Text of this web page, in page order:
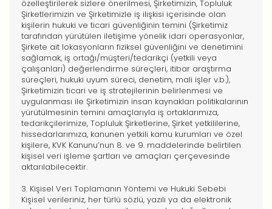
özelleştirilerek sizlere önerilmesi, Şirketimizin, Topluluk
Şirketlerimizin ve Şirketimizle iş ilişkisi içerisinde olan
kişilerin hukuki ve ticari güvenliğinin temini (Şirketimiz
tarafından yürütülen iletişime yönelik idari operasyonlar,
Şirkete ait lokasyonların fiziksel güvenliğini ve denetimini
sağlamak, iş ortağı/müşteri/tedarikçi (yetkili veya
çalışanları) değerlendirme süreçleri, itibar araştırma
süreçleri, hukuki uyum süreci, denetim, mali işler v.b.),
Şirketimizin ticari ve iş stratejilerinin belirlenmesi ve
uygulanması ile Şirketimizin insan kaynakları politikalarının
yürütülmesinin temini amaçlarıyla iş ortaklarımıza,
tedarikçilerimize, Topluluk Şirketlerine, Şirket yetkililerine,
hissedarlarımıza, kanunen yetkili kamu kurumları ve özel
kişilere, KVK Kanunu’nun 8. ve 9. maddelerinde belirtilen
kişisel veri işleme şartları ve amaçları çerçevesinde
aktarılabilecektir.
3. Kişisel Veri Toplamanın Yöntemi ve Hukuki Sebebi
Kişisel verileriniz, her türlü sözlü, yazılı ya da elektronik